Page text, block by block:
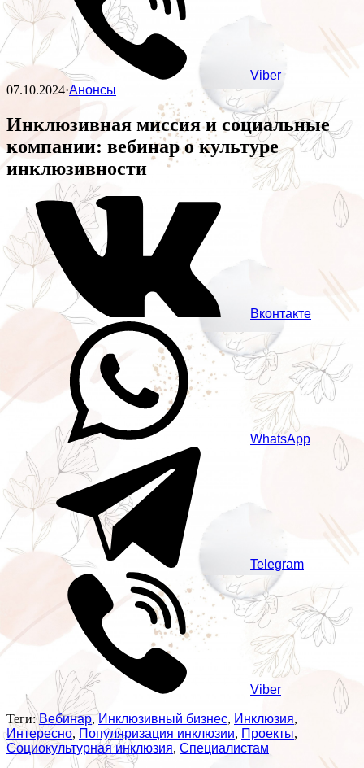
Viber
07.10.2024·Анонсы
Инклюзивная миссия и социальные
компании: вебинар о культуре
инклюзивности
Вконтакте
WhatsApp
Telegram
Viber
Теги:Вебинар,Инклюзивный бизнес, Инклюзия,
Интересно, Популяризация инклюзии, Проекты,
Социокультурная инклюзия, Специалистам